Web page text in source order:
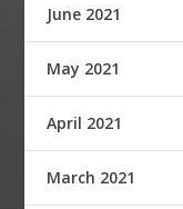
June 2021
May 2021
April 2021
March 2021